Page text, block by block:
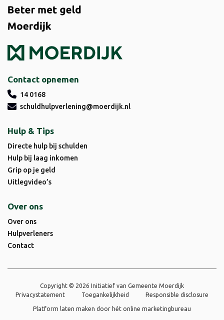
Contact opnemen
14 0168
schuldhulpverlening@moerdijk.nl
Hulp & Tips
Directe hulp bij schulden
Hulp bij laag inkomen
Grip op je geld
Uitlegvideo’s
Over ons
Over ons
Hulpverleners
Contact
Copyright © 2026 Initiatief van Gemeente Moerdijk
Privacystatement
Toegankelijkheid Responsible disclosure
Platform laten maken door hét online marketingbureau